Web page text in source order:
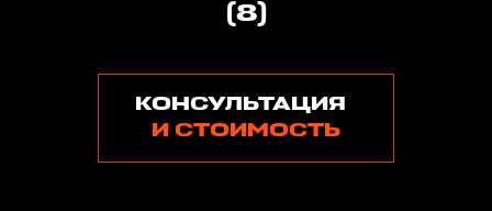
(8)
КОНСУЛЬТАЦИЯ
И СТОИМОСТЬ